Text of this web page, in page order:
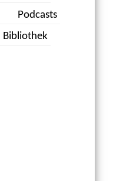
Podcasts
Bibliothek